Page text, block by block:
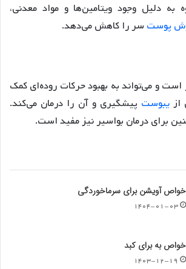
به دلیل وجود ویتامین‌ها و مواد معدنی،
پوست سر را کاهش می‌دهد.
است و می‌تواند به بهبود حرکات روده‌ای کمک
یبوست پیشگیری و آن را درمان می‌کند.
برای درمان بواسیر نیز مفید است.
خواص آویشن برای سرماخوردگی
۱۴۰۴-۰۱-۰۳
خواص به برای کبد
۱۴۰۳-۱۲-۱۹